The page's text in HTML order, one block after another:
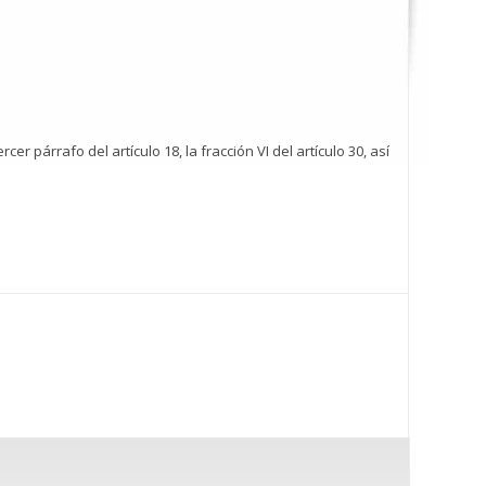
párrafo del artículo 18, la fracción VI del artículo 30, así